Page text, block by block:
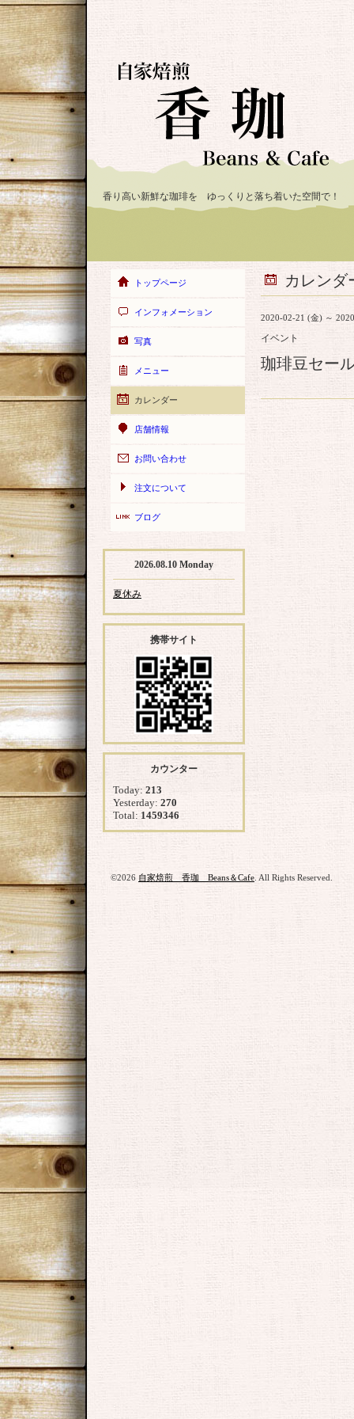
香り高い新鮮な珈琲を ゆっくりと落ち着いた空間で！
カレンダ
2020-02-21 (金) ～
イベント
珈琲豆セー
トップページ
インフォメーション
写真
メニュー
カレンダー
店舗情報
お問い合わせ
注文について
ブログ
2026.08.10 Monday
夏休み
携帯サイト
カウンター
Today: 213
Yesterday: 270
Total: 1459346
©2026 自家焙煎 香珈 Beans＆Cafe . All Rights Reserved.